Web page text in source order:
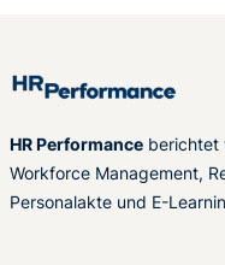
HR Performance berichtet
Workforce Management,
Personalakte und E-